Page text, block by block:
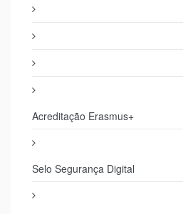
Acreditação Erasmus+
Selo Segurança Digital